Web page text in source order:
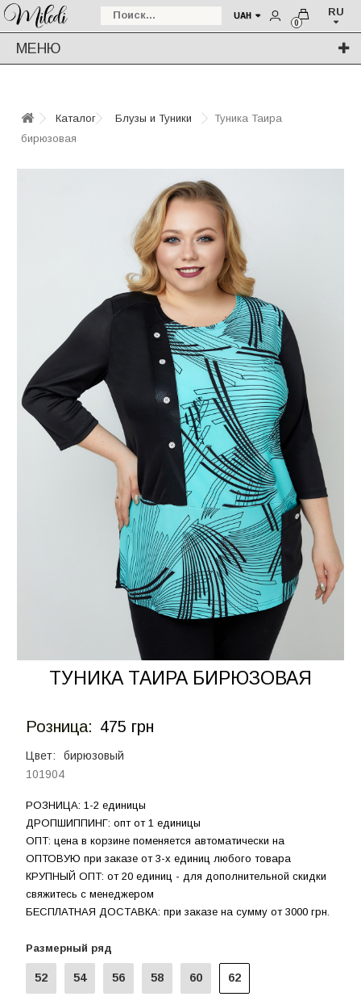
UAH RU
0
МЕНЮ
Каталог Блузы и Туники
Туника Таира
бирюзовая
ТУНИКА ТАИРА БИРЮЗОВАЯ
Розница: 475 грн
Цвет:
бирюзовый
101904
РОЗНИЦА: 1-2 единицы
ДРОПШИППИНГ: опт от 1 единицы
ОПТ: цена в корзине поменяется автоматически на
ОПТОВУЮ при заказе от 3-х единиц любого товара
КРУПНЫЙ ОПТ: от 20 единиц - для дополнительной скидки
свяжитесь с менеджером
БЕСПЛАТНАЯ ДОСТАВКА: при заказе на сумму от 3000 грн.
52 54 56 58 60 62